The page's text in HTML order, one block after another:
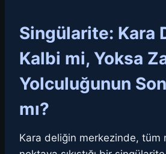
Singülarite: Kara
Kalbi mi, Yoksa
Yolculuğunun
mı?
Kara deliğin merkezinde, tüm